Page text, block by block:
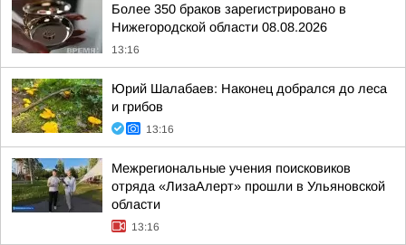
Более 350 браков зарегистрировано в
Нижегородской области 08.08.2026
13:16
Юрий Шалабаев: Наконец добрался до леса
и грибов
13:16
Межрегиональные учения поисковиков
отряда «ЛизаАлерт» прошли в Ульяновской
области
13:16